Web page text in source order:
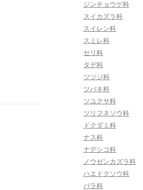
ジンチョウゲ科
スイカズラ科
スイレン科
スミレ科
セリ科
タデ科
ツツジ科
ツバキ科
ツユクサ科
ツリフネソウ科
ドクダミ科
ナス科
ナデシコ科
ノウゼンカズラ科
ハエドクソウ科
バラ科